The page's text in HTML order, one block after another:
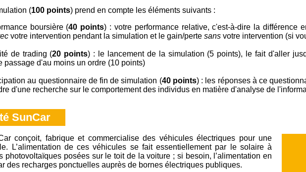
(100 points) prend en compte les éléments suivants :
boursière (40 points) : votre performance relative, c'est-à-dire la différence
votre intervention pendant la simulation et le gain/perte sans votre intervention (si
de trading (20 points) : le lancement de la simulation (5 points), le fait d'aller
passage d'au moins un ordre (10 points)
au questionnaire de fin de simulation (40 points) : les réponses à ce
d'une recherche sur le comportement des individus en matière d'analyse de
SunCar
conçoit, fabrique et commercialise des véhicules électriques pour une
L’alimentation de ces véhicules se fait essentiellement par le solaire à
photovoltaïques posées sur le toit de la voiture ; si besoin, l’alimentation en
des recharges ponctuelles auprès de bornes électriques publiques.